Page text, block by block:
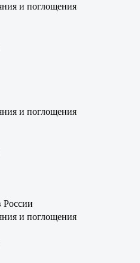
и поглощения
и поглощения
России
и поглощения